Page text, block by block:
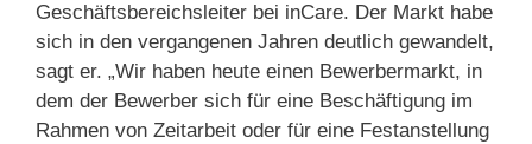
Geschäftsbereichsleiter bei inCare. Der Markt habe
sich in den vergangenen Jahren deutlich gewandelt,
sagt er. „Wir haben heute einen Bewerbermarkt, in
dem der Bewerber sich für eine Beschäftigung im
Rahmen von Zeitarbeit oder für eine Festanstellung